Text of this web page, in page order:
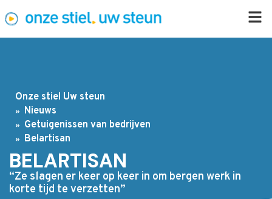
Onze stiel Uw steun
Nieuws
Getuigenissen van bedrijven
Belartisan
BELARTISAN
“Ze slagen er keer op keer in om bergen werk in
korte tijd te verzetten”